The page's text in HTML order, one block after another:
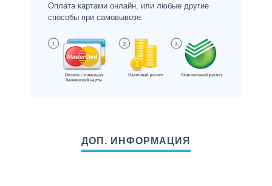
Оплата картами онлайн, или любые другие
способы при самовывозе.